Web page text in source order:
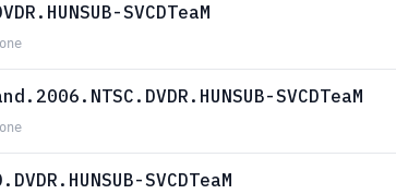
SVCDTeaM
SVCDTeaM
SVCDTeaM